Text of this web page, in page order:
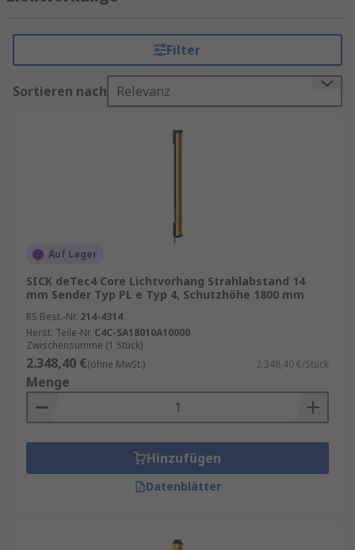
Sicherheitszone geschaffen, die den Zugang zu
Maschinen erleichtert und den Arbeitsfluss nicht
Lichtvorhänge sind unverzichtbar in
Fertigungslinien, Verpackungsmaschinen,
Ein Lichtvorhang besteht aus einem Sender und
einem Empfänger, die eine Vielzahl von Infrarot-
Lichtstrahlen erzeugen und überwachen. Wird
einer dieser Strahlen unterbrochen, erkennt das
System die Störung sofort und löst eine definierte
Reaktion aus – etwa das Stoppen einer Maschine
oder das Auslösen eines Alarms.
Typische Vorteile:
Berührungslose, zuverlässige Erkennung
Sofortige Reaktion bei Unterbrechung
Lange Lebensdauer und hohe
Ideal für Sicherheits- oder
Filter
Sortieren nach Relevanz
Auf Lager
SICK deTec4 Core Lichtvorhang Strahlabstand 14
mm Sender Typ PL e Typ 4, Schutzhöhe 1800 mm
RS Best.-Nr. 214-4314
Herst. Teile-Nr. C4C-SA18010A10000
Zwischensumme (1 Stück)
2.348,40 €(ohne MwSt.) 2.348,40 €/Stück
Menge
Hinzufügen
Datenblätter